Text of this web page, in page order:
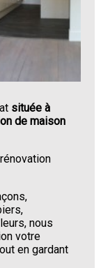
située à
de maison
nous
votre
en gardant